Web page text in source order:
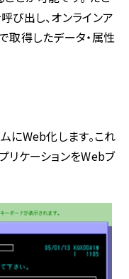
び出し、オンラインア
取得したデータ・属性
にWeb化します。これ
リケーションをWebブ